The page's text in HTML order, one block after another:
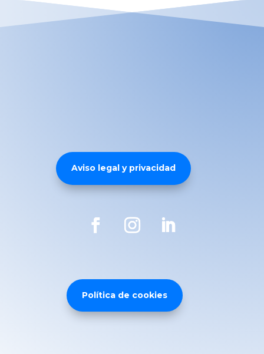
Aviso legal y privacidad
Política de cookies